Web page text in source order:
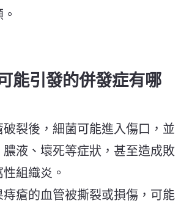
能引發的併發症有哪
破裂後，細菌可能進入傷口，並
膿液、壞死等症狀，甚至造成敗
組織炎。
痔瘡的血管被撕裂或損傷，可能